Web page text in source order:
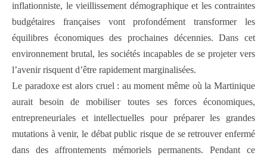
inflationniste, le vieillissement démographique et les contraintes
budgétaires françaises vont profondément transformer les
équilibres économiques des prochaines décennies. Dans cet
environnement brutal, les sociétés incapables de se projeter vers
l’avenir risquent d’être rapidement marginalisées.
Le paradoxe est alors cruel : au moment même où la Martinique
aurait besoin de mobiliser toutes ses forces économiques,
entrepreneuriales et intellectuelles pour préparer les grandes
mutations à venir, le débat public risque de se retrouver enfermé
dans des affrontements mémoriels permanents. Pendant ce